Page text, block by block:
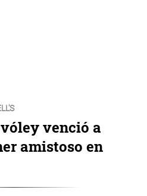
venció a
amistoso en